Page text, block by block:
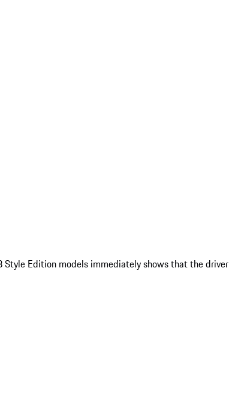
Edition models immediately shows that the driver